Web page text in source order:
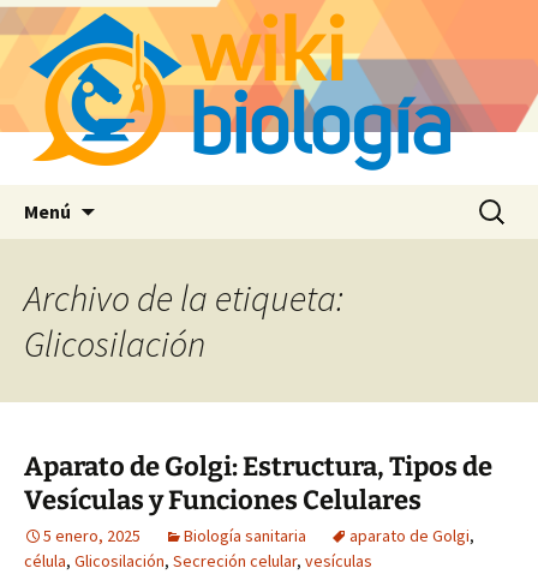
Menú Buscar:
Archivo de la etiqueta:
Glicosilación
Aparato de Golgi: Estructura, Tipos de
Vesículas y Funciones Celulares
5 enero, 2025 Biología sanitaria aparato de Golgi,
célula, Glicosilación, Secreción celular, vesículas